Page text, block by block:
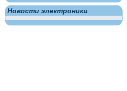
Новости электроники